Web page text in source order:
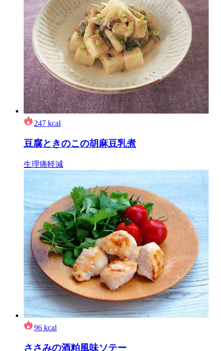
247 kcal
豆腐ときのこの胡麻豆乳煮
生理痛軽減
96 kcal
ささみの酒粕風味ソテー